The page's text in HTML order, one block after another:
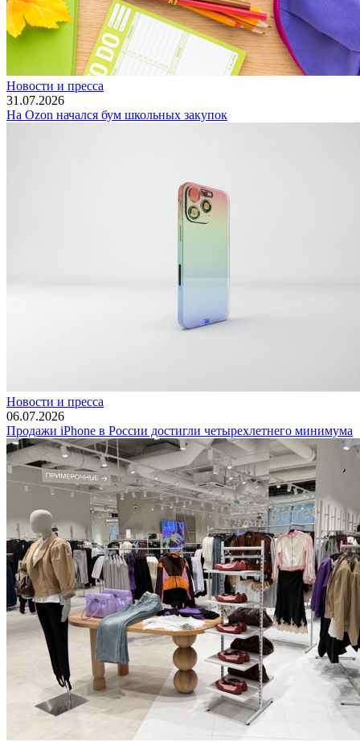
Новости и пресса
31.07.2026
На Ozon начался бум школьных закупок
Новости и пресса
06.07.2026
Продажи iPhone в России достигли четырехлетнего минимума